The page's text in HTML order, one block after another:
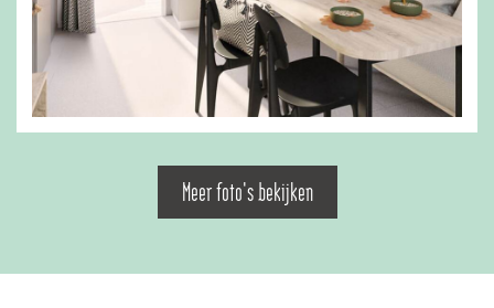
Meer foto's bekijken